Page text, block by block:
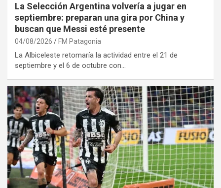
La Selección Argentina volvería a jugar en
septiembre: preparan una gira por China y
buscan que Messi esté presente
04/08/2026 FM Patagonia
La Albiceleste retomaría la actividad entre el 21 de
septiembre y el 6 de octubre con…